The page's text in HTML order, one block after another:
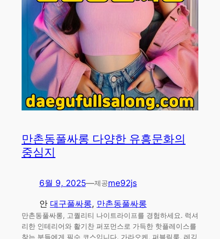
만촌동풀싸롱 다양한 유흥문화의
중심지
6월 9, 2025—제공me92js
안 대구풀싸롱, 만촌동풀싸롱
만촌동풀싸롱, 고퀄리티 나이트라이프를 경험하세요. 럭셔
리한 인테리어와 활기찬 퍼포먼스로 가득한 핫플레이스를
찾는 분들에게 필수 코스입니다. 가라오케, 퍼블릭룸, 레깅